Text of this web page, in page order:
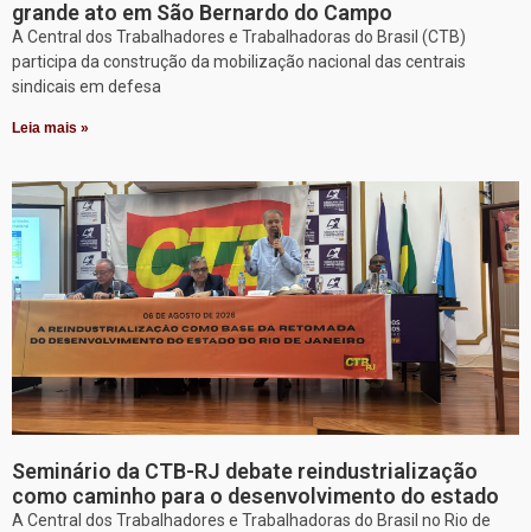
grande ato em São Bernardo do Campo
A Central dos Trabalhadores e Trabalhadoras do Brasil (CTB)
participa da construção da mobilização nacional das centrais
sindicais em defesa
Leia mais »
Seminário da CTB-RJ debate reindustrialização
como caminho para o desenvolvimento do estado
A Central dos Trabalhadores e Trabalhadoras do Brasil no Rio de